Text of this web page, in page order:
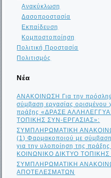
Ανακύκλωση
Δασοπροστασία
Εκπαίδευση
Κομποστοποίηση
Πολιτική Προστασία
Πολιτισμός
Νέα
ΑΝΑΚΟΙΝΩΣΗ Για την
σύμβαση εργασίας ορισμένου
πράξης «ΔΡΑΣΕ
ΤΟΠΙΚΗΣ ΣΥΝ-ΕΡΓΑΣΙΑΣ»:
ΣΥΜΠΛΗΡΩΜΑΤΙΚΗ
(1) Φαρμακοποιού με
για την υλοποίηση της
ΚΟΙΝΩΝΙΚΟ ΔΙΚΤΥΟ
ΣΥΜΠΛΗΡΩΜΑΤΙΚΗ
ΑΠΟΤΕΛΕΣΜΑΤΩΝ